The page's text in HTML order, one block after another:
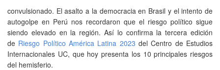
convulsionado. El asalto a la democracia en Brasil y el intento de
autogolpe en Perú nos recordaron que el riesgo político sigue
siendo elevado en la región. Así lo confirma la tercera edición
de Riesgo Político América Latina 2023 del Centro de Estudios
Internacionales UC, que hoy presenta los 10 principales riesgos
del hemisferio.